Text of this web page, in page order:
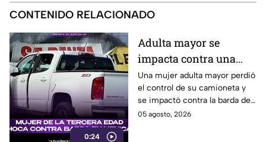
CONTENIDO RELACIONADO
0:24
Adulta mayor se
impacta contra una
barda tras perder el
control de su
camioneta en Mexicali
Una mujer adulta mayor perdió
el control de su camioneta y
se impactó contra la barda de
un predio en el cruce de las
05 agosto, 2026